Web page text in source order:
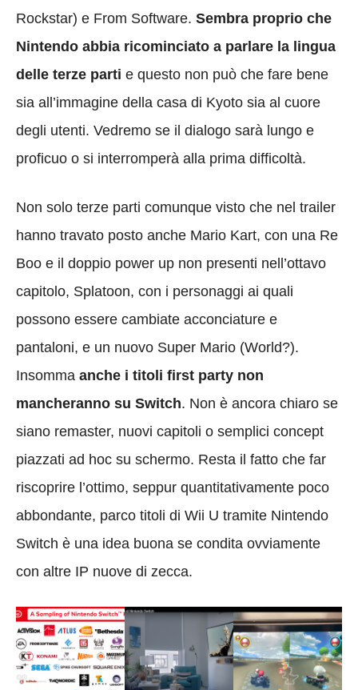
Rockstar) e From Software. Sembra proprio che
Nintendo abbia ricominciato a parlare la lingua
delle terze parti e questo non può che fare bene
sia all’immagine della casa di Kyoto sia al cuore
degli utenti. Vedremo se il dialogo sarà lungo e
proficuo o si interromperà alla prima difficoltà.
Non solo terze parti comunque visto che nel trailer
hanno travato posto anche Mario Kart, con una Re
Boo e il doppio power up non presenti nell’ottavo
capitolo, Splatoon, con i personaggi ai quali
possono essere cambiate acconciature e
pantaloni, e un nuovo Super Mario (World?).
Insomma anche i titoli first party non
mancheranno su Switch. Non è ancora chiaro se
siano remaster, nuovi capitoli o semplici concept
piazzati ad hoc su schermo. Resta il fatto che far
riscoprire l’ottimo, seppur quantitativamente poco
abbondante, parco titoli di Wii U tramite Nintendo
Switch è una idea buona se condita ovviamente
con altre IP nuove di zecca.